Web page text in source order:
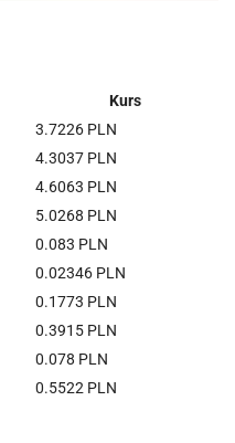
Kurs
3.7226 PLN
4.3037 PLN
4.6063 PLN
5.0268 PLN
0.083 PLN
0.02346 PLN
0.1773 PLN
0.3915 PLN
0.078 PLN
0.5522 PLN